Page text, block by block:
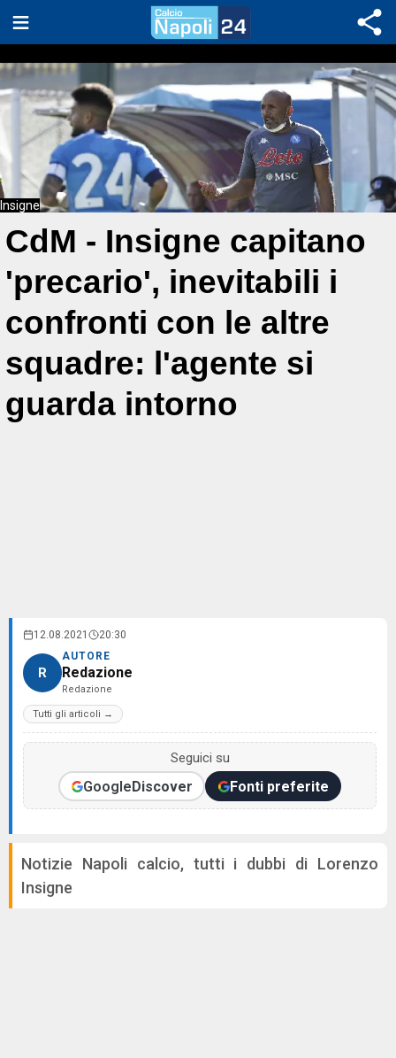
Insigne
CdM - Insigne capitano
'precario', inevitabili i
confronti con le altre
squadre: l'agente si
guarda intorno
12.08.2021 20:30
R
AUTORE
Redazione
Redazione
Tutti gli articoli →
Seguici su
GoogleDiscover Fonti preferite
Notizie Napoli calcio, tutti i dubbi di Lorenzo
Insigne